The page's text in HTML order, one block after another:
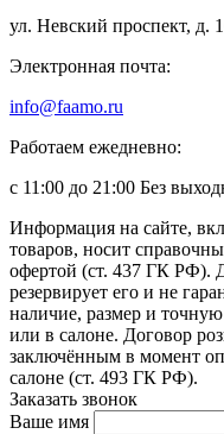
ул. Невский проспект, д.
Электронная почта:
info@faamo.ru
Работаем ежедневно:
с 11:00 до 21:00 Без
Информация на сайте,
товаров, носит
офертой (ст. 437 ГК РФ).
резервирует его и не
наличие, размер и
или в салоне. Договор
заключённым в момент
салоне (ст. 493 ГК РФ).
Заказать звонок
Ваше имя